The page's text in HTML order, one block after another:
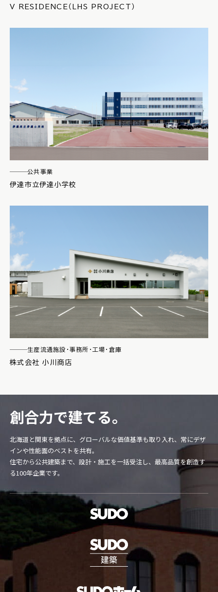
V RESIDENCE（LHS PROJECT）
公共事業
伊達市立伊達小学校
生産流通施設・事務所・工場・倉庫
株式会社 小川商店
創合力で建てる。
北海道と関東を拠点に、グローバルな価値基準も取り入れ、常にデザ
インや性能面のベストを共有。
住宅から公共建築まで、設計・施工を一括受注し、最高品質を創造す
る100年企業です。